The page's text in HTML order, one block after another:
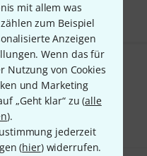
mit allem was
zum Beispiel
Anzeigen
Wenn das für
Nutzung von Cookies
und Marketing
„Geht klar“ zu (alle
).
jederzeit
(hier) widerrufen.
Sie sehen?
& Feedback